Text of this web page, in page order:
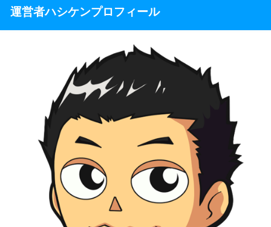
運営者ハシケンプロフィール